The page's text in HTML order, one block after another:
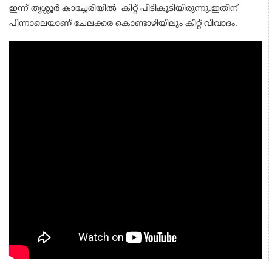
ഇന്ന് തൃശ്ശൂർ കാച്ചേരിയിൽ കിറ്റ് പിടികൂടിയിരുന്നു.ഇതിന്
പിന്നാലെയാണ് ചേലക്കര കൊണ്ടാഴിയിലും കിറ്റ് വിവാദം.